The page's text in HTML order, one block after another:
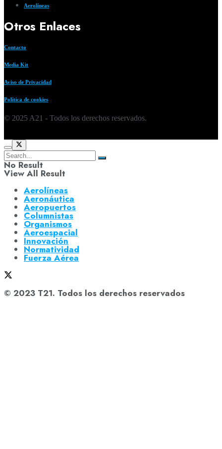
Aerolíneas
Otros Enlaces
Contacto
Media Kit
Aviso de Privacidad
Política de cookies
© 2025 A21 - Todos los derechos reservados.
No Result
View All Result
Aerolíneas
Aeronáutica
Aeropuertos
Columnistas
Organismos
Aeroespacial
Innovación
Normatividad
Fuerza Aérea
© 2023 T21. Todos los derechos reservados